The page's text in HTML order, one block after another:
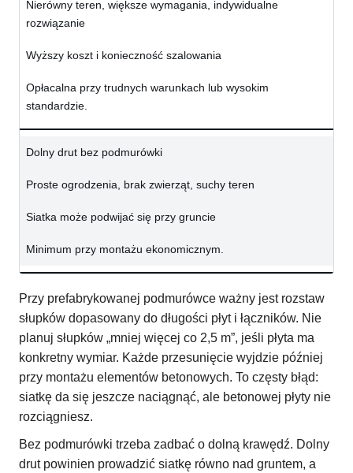
Nierówny teren, większe wymagania, indywidualne
rozwiązanie
Wyższy koszt i konieczność szalowania
Opłacalna przy trudnych warunkach lub wysokim
standardzie.
Dolny drut bez podmurówki
Proste ogrodzenia, brak zwierząt, suchy teren
Siatka może podwijać się przy gruncie
Minimum przy montażu ekonomicznym.
Przy prefabrykowanej podmurówce ważny jest rozstaw
słupków dopasowany do długości płyt i łączników. Nie
planuj słupków „mniej więcej co 2,5 m”, jeśli płyta ma
konkretny wymiar. Każde przesunięcie wyjdzie później
przy montażu elementów betonowych. To częsty błąd:
siatkę da się jeszcze naciągnąć, ale betonowej płyty nie
rozciągniesz.
Bez podmurówki trzeba zadbać o dolną krawędź. Dolny
drut powinien prowadzić siatkę równo nad gruntem, a